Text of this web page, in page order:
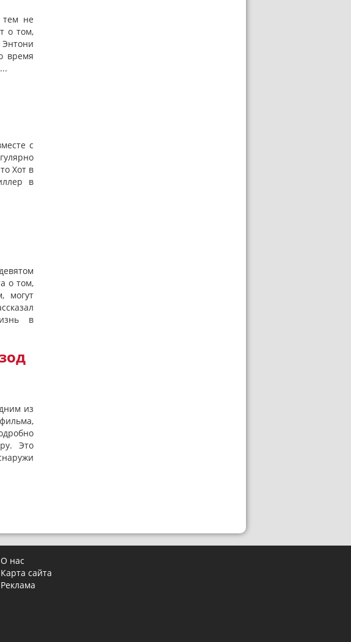
тем не
о том,
время
с
Хот в
в
о том,
могут
в
из
Это
О нас
Карта сайта
Реклама